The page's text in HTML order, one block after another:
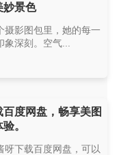
妙景色
摄影图包里，她的每一
深刻。空气...
度网盘，畅享美图
。
呀下载百度网盘，可以